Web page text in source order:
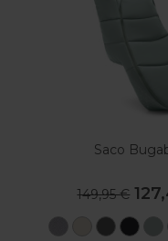
Saco
149,95 €
Gris
Blanco
Verde